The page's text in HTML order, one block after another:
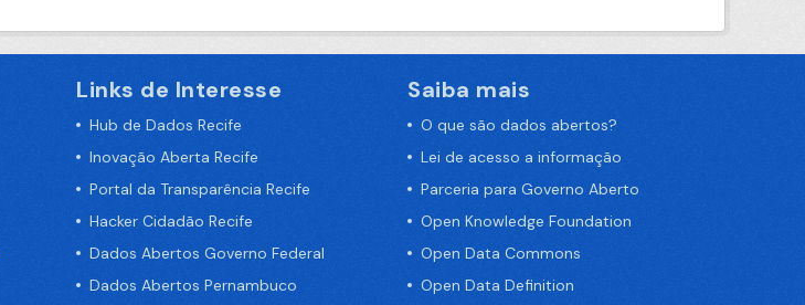
Links de Interesse
Hub de Dados Recife
Inovação Aberta Recife
Portal da Transparência Recife
Hacker Cidadão Recife
Dados Abertos Governo Federal
Dados Abertos Pernambuco
Saiba mais
O que são dados abertos?
Lei de acesso a informação
Parceria para Governo Aberto
Open Knowledge Foundation
Open Data Commons
Open Data Definition